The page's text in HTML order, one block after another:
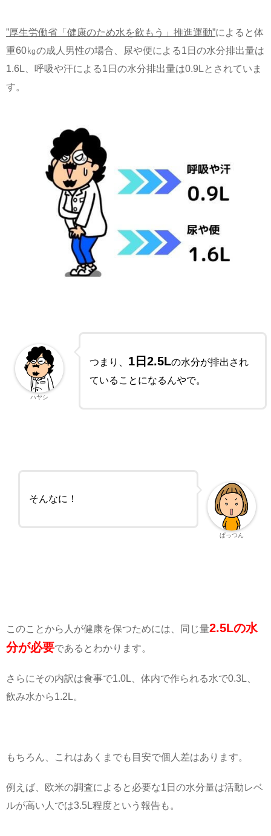
”厚生労働省「健康のため水を飲もう」推進運動”によると体
重60㎏の成人男性の場合、
尿や便による1日の水分排出量は
1.6L、呼吸や汗による1日の水分排出量は0.9Lとされていま
す。
つまり、 1日2.5Lの水分が排出され
ていることになるんやで。
ハヤシ
そんなに！
ぱっつん
このことから人が健康を保つためには、同じ量2.5Lの水
分が必要であるとわかります。
さらにその内訳は食事で1.0L、体内で作られる水で0.3L、
飲み水から1.2L。
もちろん、これはあくまでも目安で個人差はあります。
例えば、欧米の調査によると必要な1日の水分量は活動レベ
ルが高い人では3.5L程度という報告も。